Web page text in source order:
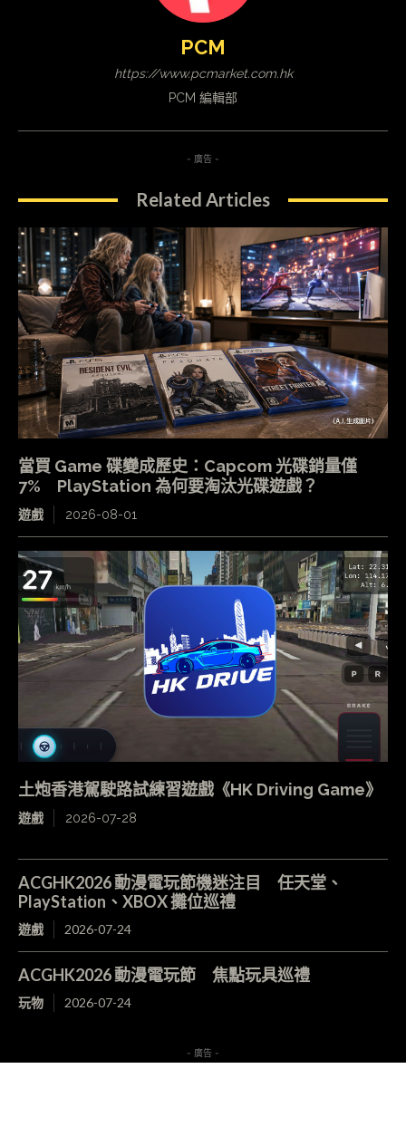
PCM
https://www.pcmarket.com.hk
PCM 編輯部
- 廣告 -
Related Articles
當買 Game 碟變成歷史：Capcom 光碟銷量僅
7% PlayStation 為何要淘汰光碟遊戲？
遊戲 2026-08-01
土炮香港駕駛路試練習遊戲《HK Driving Game》
遊戲 2026-07-28
ACGHK2026 動漫電玩節機迷注目 任天堂、
PlayStation、XBOX 攤位巡禮
遊戲 2026-07-24
ACGHK2026 動漫電玩節 焦點玩具巡禮
玩物 2026-07-24
- 廣告 -